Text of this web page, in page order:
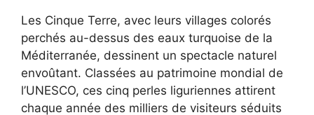
Les Cinque Terre, avec leurs villages colorés
perchés au-dessus des eaux turquoise de la
Méditerranée, dessinent un spectacle naturel
envoûtant. Classées au patrimoine mondial de
l’UNESCO, ces cinq perles liguriennes attirent
chaque année des milliers de visiteurs séduits